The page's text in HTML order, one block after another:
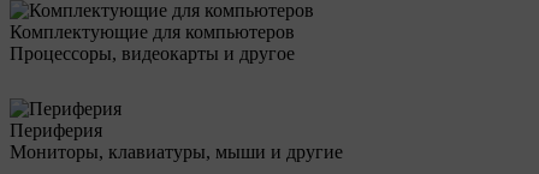
Комплектующие для компьютеров
Процессоры, видеокарты и другое
Периферия
Мониторы, клавиатуры, мыши и другие